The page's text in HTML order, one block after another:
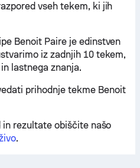
vseh tekem, ki jih
Benoit Paire je edinstven
iz zadnjih 10 tekem,
lastnega znanja.
prihodnje tekme Benoit
rezultate obiščite našo
.